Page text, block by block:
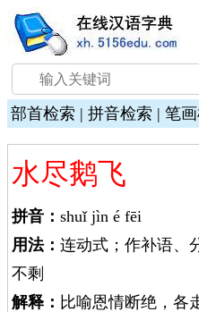
部首检索 | 拼音检索 | 笔
水尽鹅飞
拼音： shuǐ jìn é fēi
用法： 连动式；作补语、
不剩
解释： 比喻恩情断绝，各